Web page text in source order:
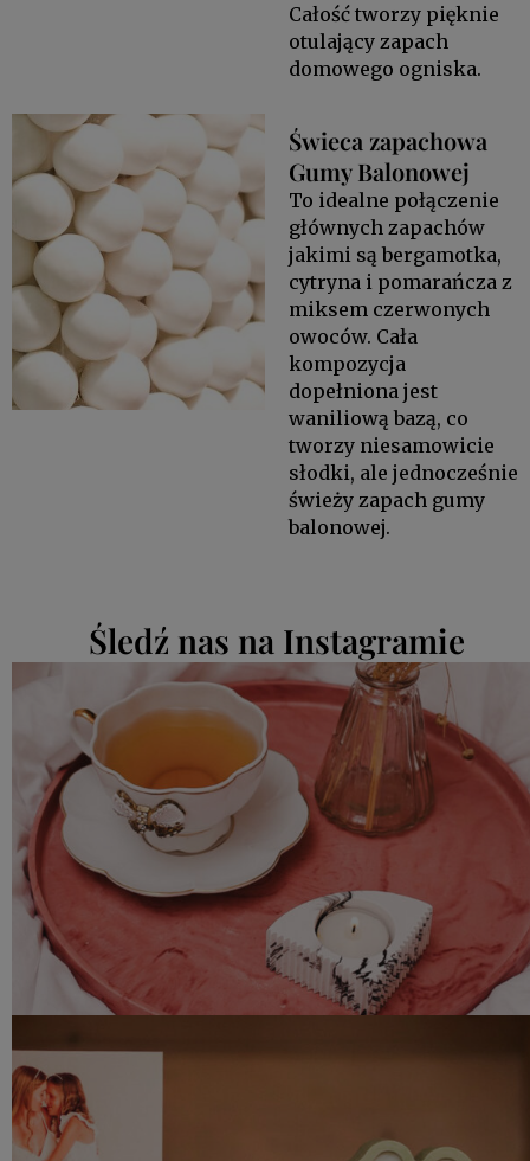
Całość tworzy pięknie
otulający zapach
domowego ogniska.
Świeca zapachowa
Gumy Balonowej
To idealne połączenie
głównych zapachów
jakimi są bergamotka,
cytryna i pomarańcza z
miksem czerwonych
owoców. Cała
kompozycja
dopełniona jest
waniliową bazą, co
tworzy niesamowicie
słodki, ale jednocześnie
świeży zapach gumy
balonowej.
Śledź nas na Instagramie